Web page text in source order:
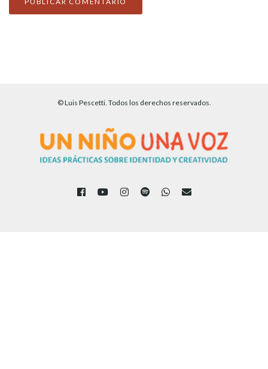
© Luis Pescetti. Todos los derechos reservados.